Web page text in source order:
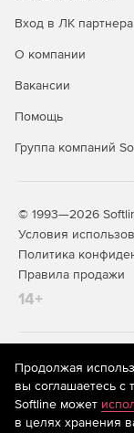
Вход в ЛК партнера
О компании
Вакансии
Помощь
Группа компаний
© 1993—2026
Условия
Политика
Правила продажи
14+
На
рекомендательные
предоставления
систематизации и
предпочтениям
Продолжая
вы соглашаетесь с
Softline может
в целях хранения